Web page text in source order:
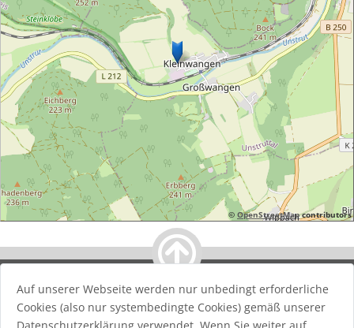
Auf unserer Webseite werden nur unbedingt erforderliche
Cookies (also nur systembedingte Cookies) gemäß unserer
© OpenStreetMapcontributors
Stadt Nebra| Promenade 13 | 06642 Nebra | T: 034461 / 22
016 | F: 034461 / 22 151 | E:info@stadt-nebra.de